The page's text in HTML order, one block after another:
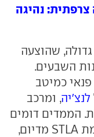
צרפתית: נהיגה
שהוצעה
השבעים.
כמיטב
לנצ'יה, ומרכב
הממדים דומים
, החולק עימה את פלטפורמת STLA מדיום,